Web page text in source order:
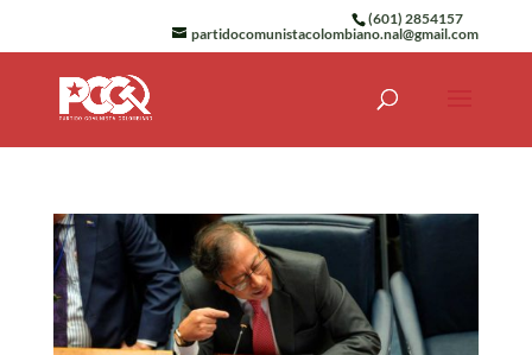
(601) 2854157
partidocomunistacolombiano.nal@gmail.com